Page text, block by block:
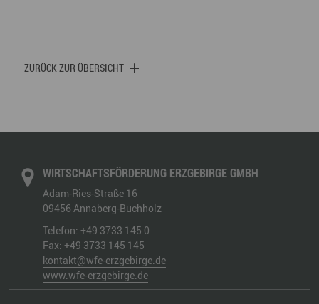
ZURÜCK ZUR ÜBERSICHT
WIRTSCHAFTSFÖRDERUNG ERZGEBIRGE GMBH
Adam-Ries-Straße 16
09456 Annaberg-Buchholz
Telefon: +49 3733 145 0
Fax: +49 3733 145 145
kontakt@wfe-erzgebirge.de
www.wfe-erzgebirge.de